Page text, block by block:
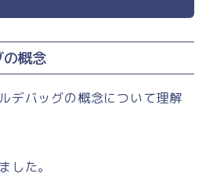
の概念
デバッグの概念について理解
した。